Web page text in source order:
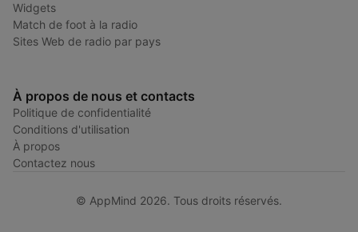
Widgets
Match de foot à la radio
Sites Web de radio par pays
À propos de nous et contacts
Politique de confidentialité
Conditions d'utilisation
À propos
Contactez nous
© AppMind 2026. Tous droits réservés.